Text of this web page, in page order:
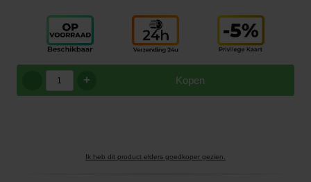
Kopen
+
Ik heb dit product elders goedkoper gezien.